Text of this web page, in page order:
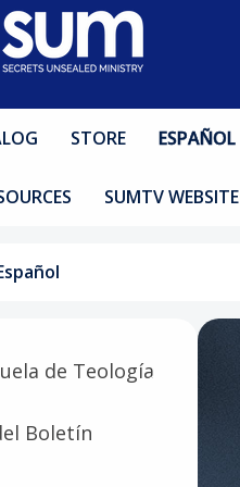
STORE ESPAÑOL
SUMTV WEBSITE
de Teología
Boletín